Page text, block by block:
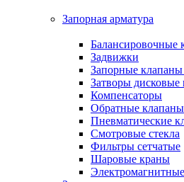
Запорная арматура
Балансировочные
Задвижки
Запорные
Затворы дисковые
Компенсаторы
Обратные клапаны
Пневматические
Смотровые стекла
Фильтры сетчатые
Шаровые краны